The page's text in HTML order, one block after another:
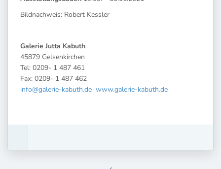
Bildnachweis: Robert Kessler
Galerie Jutta Kabuth
45879 Gelsenkirchen
Tel: 0209- 1 487 461
Fax: 0209- 1 487 462
info@galerie-kabuth.de www.galerie-kabuth.de